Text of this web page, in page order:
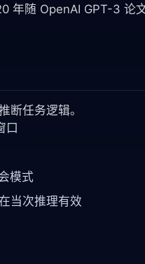
年随 OpenAI GPT-3 论
任务逻辑。
口
模式
当次推理有效